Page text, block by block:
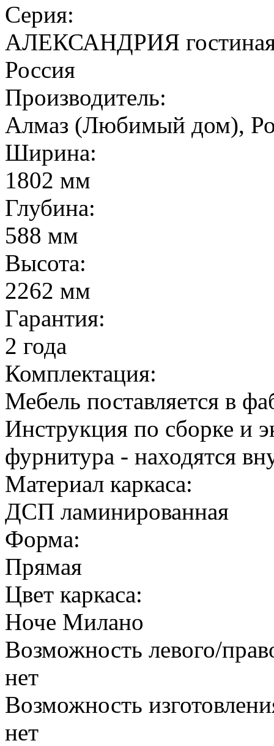
Серия:
АЛЕКСАНДРИЯ
Россия
Производитель:
Алмаз (Любимый дом),
Ширина:
1802 мм
Глубина:
588 мм
Высота:
2262 мм
Гарантия:
2 года
Комплектация:
Мебель поставляется в
Инструкция по сборке и
фурнитура - находятся
Материал каркаса:
ДСП ламинированная
Форма:
Прямая
Цвет каркаса:
Ноче Милано
Возможность левого/
нет
Возможность
нет